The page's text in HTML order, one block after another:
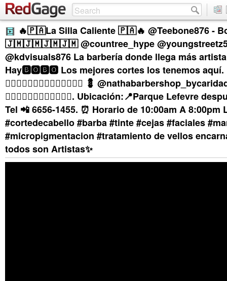
🔥🇵🇦La Silla Caliente 🇵🇦🔥 @Teebone876
🇯🇲🇯🇲🇯🇲🇯🇲 @countree_hype
@kdvisuals876 La barbería donde llega más
Hay🅱️🅾️🅱️🅾️ Los mejores cortes los tenemos aquí.
👇🏼👇🏼👇🏼👇🏼👇🏼👇🏼👇🏼 💈
💇🏽‍♂️💇🏾‍♂️💇🏾‍♂️💇🏿‍♂️. Ubicación:📍Parque Lefevre
Tel 📲 6656-1455. ⏰ Horario de 10:00am A 8:00pm
#cortedecabello #barba #tinte #cejas #faciales
#micropigmentacion #tratamiento de vellos
todos son Artistas✨